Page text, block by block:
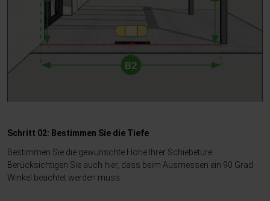
Schritt 02: Bestimmen Sie die Tiefe
Bestimmen Sie die gewünschte Höhe Ihrer Schiebetüre.
Berücksichtigen Sie auch hier, dass beim Ausmessen ein 90 Grad
Winkel beachtet werden muss.